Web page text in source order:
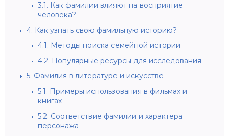
3.1. Как фамилии влияют на восприятие
человека?
4. Как узнать свою фамильную историю?
4.1. Методы поиска семейной истории
4.2. Популярные ресурсы для исследования
5. Фамилия в литературе и искусстве
5.1. Примеры использования в фильмах и
книгах
5.2. Соответствие фамилии и характера
персонажа